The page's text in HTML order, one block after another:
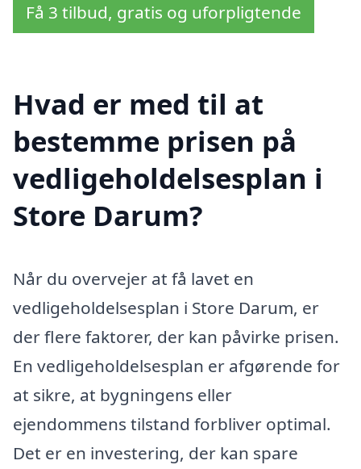
Få 3 tilbud, gratis og uforpligtende
Hvad er med til at
bestemme prisen på
vedligeholdelsesplan i
Store Darum?
Når du overvejer at få lavet en
vedligeholdelsesplan i Store Darum, er
der flere faktorer, der kan påvirke prisen.
En vedligeholdelsesplan er afgørende for
at sikre, at bygningens eller
ejendommens tilstand forbliver optimal.
Det er en investering, der kan spare